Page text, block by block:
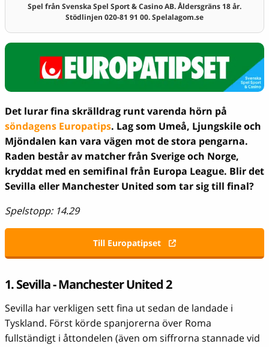
Spel från Svenska Spel Sport & Casino AB. Åldersgräns 18 år.
Stödlinjen 020-81 91 00. Spelalagom.se
Det lurar fina skrälldrag runt varenda hörn på
söndagens Europatips. Lag som Umeå, Ljungskile och
Mjöndalen kan vara vägen mot de stora pengarna.
Raden består av matcher från Sverige och Norge,
kryddat med en semifinal från Europa League. Blir det
Sevilla eller Manchester United som tar sig till final?
Spelstopp: 14.29
Till Europatipset
1. Sevilla - Manchester United 2
Sevilla har verkligen sett fina ut sedan de landade i
Tyskland. Först körde spanjorerna över Roma
fullständigt i åttondelen (även om siffrorna stannade vid